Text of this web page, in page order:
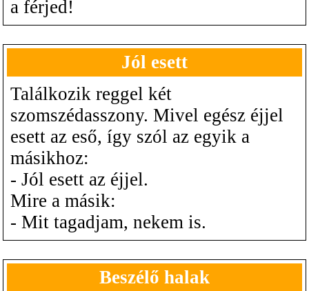
a férjed!
Jól esett
Találkozik reggel két
szomszédasszony. Mivel egész éjjel
esett az eső, így szól az egyik a
másikhoz:
- Jól esett az éjjel.
Mire a másik:
- Mit tagadjam, nekem is.
Beszélő halak